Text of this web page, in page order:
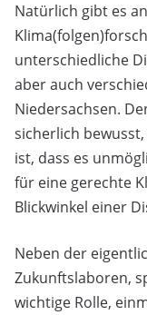
Natürlich gibt es
unterschiedliche
aber auch
Niedersachsen.
sicherlich
ist, dass es
für eine gerechte
Blickwinkel einer
Neben der
Zukunftslaboren,
wichtige Rolle,